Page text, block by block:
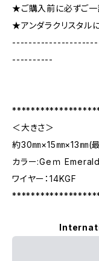
★ご購入前に必ずご一
★アンダラクリスタル
----------
＜大きさ＞
約30㎜×15㎜×13㎜(最
カラー:Geｍ
ワイヤー：14KGF